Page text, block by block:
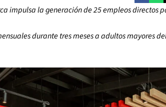
impulsa la generación de 25 empleos directos
durante tres meses a adultos mayores